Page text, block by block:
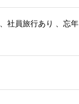
採用を知る
社員旅行あり 、忘年